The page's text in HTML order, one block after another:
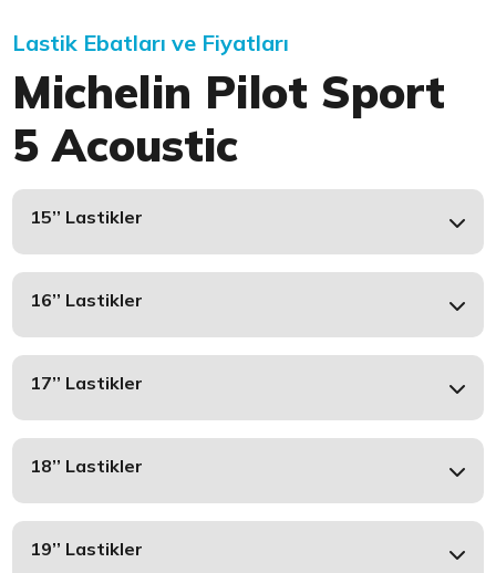
Lastik Ebatları ve Fiyatları
Michelin Pilot Sport
5 Acoustic
15’’ Lastikler
16’’ Lastikler
17’’ Lastikler
18’’ Lastikler
19’’ Lastikler